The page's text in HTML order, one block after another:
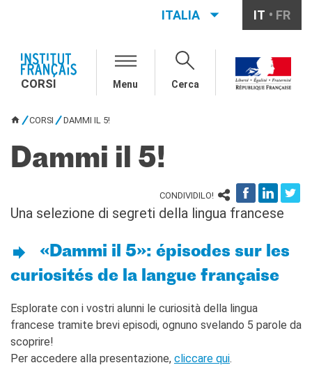
CORSI DI FRANCESE
2026-2027
Tutti i corsi a distanza
CORSI IN PRESENZA
AZIENDE
INFO
FRANCESE
CONTATTACI!
ITALIA IT FR
CORSI Menu Cerca
CORSI DAMMI IL 5!
Dammi il 5!
CONDIVIDILO!
Una selezione di segreti della lingua francese
«Dammi il 5»: épisodes sur les
curiosités de la langue française
Esplorate con i vostri alunni le curiosità della lingua
francese tramite brevi episodi, ognuno svelando 5 parole da
scoprire!
Per accedere alla presentazione, cliccare qui.